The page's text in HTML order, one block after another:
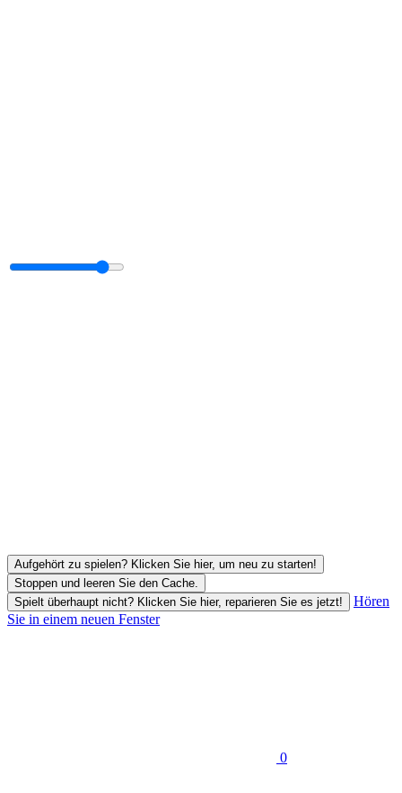
Aufgehört zu spielen? Klicken Sie hier, um neu zu starten!
Stoppen und leeren Sie den Cache.
Spielt überhaupt nicht? Klicken Sie hier, reparieren Sie es jetzt!
Hören
Sie in einem neuen Fenster
0